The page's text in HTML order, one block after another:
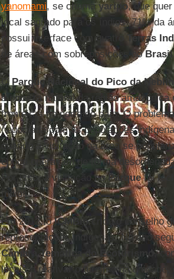
yanomami, se chamayaripo, que
local sagrado para os índios. 71% da
possui interface com quatro Terras
de áreas com sobreposições noBrasil
OParque Nacional do Pico da
a riqueza natural da região amazônica
fronteiras no norte do país. O
negociada com as populações
quando a visitação na área se
época operavam de forma
Por isso, a visitação noParquefoi
índios.
Em 2012, oICMBiocriou o conselho
representações indígenas. No ano
Câmara Temática do Ecoturismo ,
locais e reativar o turismo na